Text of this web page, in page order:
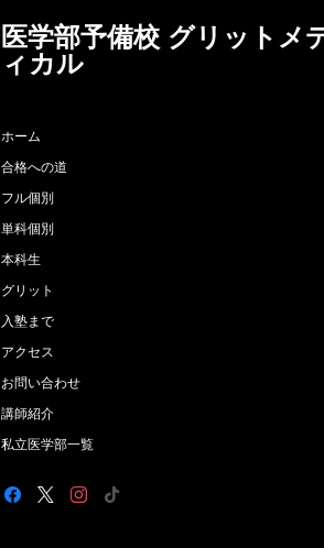
医学部予備校 グリットメ
ィカル
ホーム
合格への道
フル個別
単科個別
本科生
グリット
入塾まで
アクセス
お問い合わせ
講師紹介
私立医学部一覧